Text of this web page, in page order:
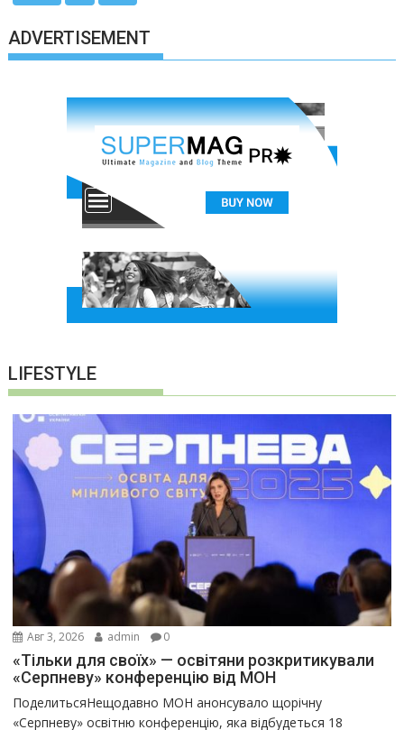
ADVERTISEMENT
LIFESTYLE
Авг 3, 2026 admin 0
«Тільки для своїх» — освітяни розкритикували
«Серпневу» конференцію від МОН
ПоделитьсяНещодавно МОН анонсувало щорічну
«Серпневу» освітню конференцію, яка відбудеться 18